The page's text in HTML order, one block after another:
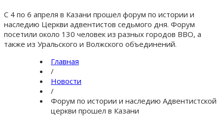
С 4 по 6 апреля в Казани прошел форум по истории и
наследию Церкви адвентистов седьмого дня. Форум
посетили около 130 человек из разных городов ВВО, а
также из Уральского и Волжского объединений.
Главная
/
Новости
/
Форум по истории и наследию Адвентистской
церкви прошел в Казани